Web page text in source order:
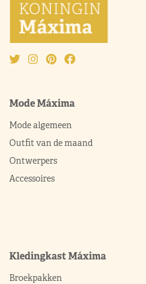
Mode Máxima
Mode algemeen
Outfit van de maand
Ontwerpers
Accessoires
Kledingkast Máxima
Broekpakken